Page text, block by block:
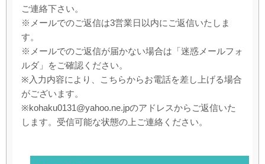
ご連絡下さい。
※メールでのご返信は3営業日以内にご返信いたしま
す。
※メールでのご返信が届かない場合は「迷惑メールフォ
ルダ」をご確認ください。
※入力内容により、こちらからお電話を差し上げる場合
がございます。
※kohaku0131@yahoo.ne.jpのアドレスからご返信いた
します。受信可能な状態の上ご連絡ください。